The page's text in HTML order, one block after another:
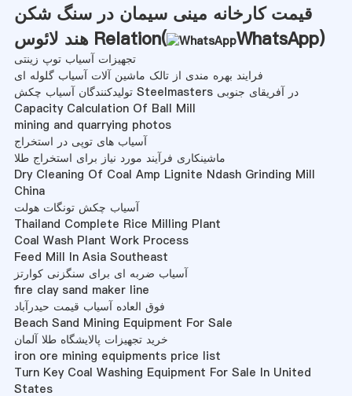
قیمت کارخانه مینی سیمان در سنگ شکن
هند لائوس Relation(
WhatsApp)
تجهیزات آسیاب توپ زینتی
فرایند بهره مندی از تالک ماشین آلات آسیاب گلوله ای
تولیدکنندگان آسیاب چکش Steelmasters در آفریقای جنوبی
Capacity Calculation Of Ball Mill
mining and quarrying photos
آسیاب های توپی در استخراج
ماشینکاری فرآیند مورد نیاز برای استخراج طلا
Dry Cleaning Of Coal Amp Lignite Ndash Grinding Mill
China
آسیاب چکش تونگات هولت
Thailand Complete Rice Milling Plant
Coal Wash Plant Work Process
Feed Mill In Asia Southeast
آسیاب ضربه ای برای سنگزنی کوارتز
fire clay sand maker line
فوق العاده آسیاب قیمت حیدرآباد
Beach Sand Mining Equipment For Sale
خرید تجهیزات پالایشگاه طلا آلمان
iron ore mining equipments price list
Turn Key Coal Washing Equipment For Sale In United
States